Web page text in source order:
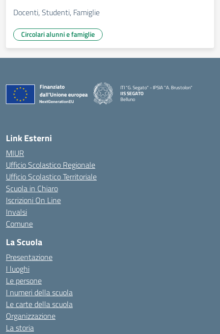
Docenti, Studenti, Famiglie
Circolari alunni e famiglie
ITI "G. Segato" - IPSIA "A. Brustolon"
IIS SEGATO
Belluno
Link Esterni
MIUR
Ufficio Scolastico Regionale
Ufficio Scolastico Territoriale
Scuola in Chiaro
Iscrizioni On Line
Invalsi
Comune
La Scuola
Presentazione
I luoghi
Le persone
I numeri della scuola
Le carte della scuola
Organizzazione
La storia